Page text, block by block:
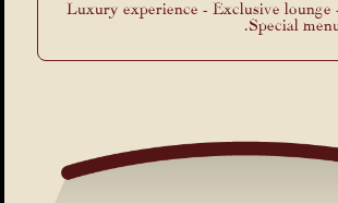
Luxury experience - Exclusive lounge -
Special menu.